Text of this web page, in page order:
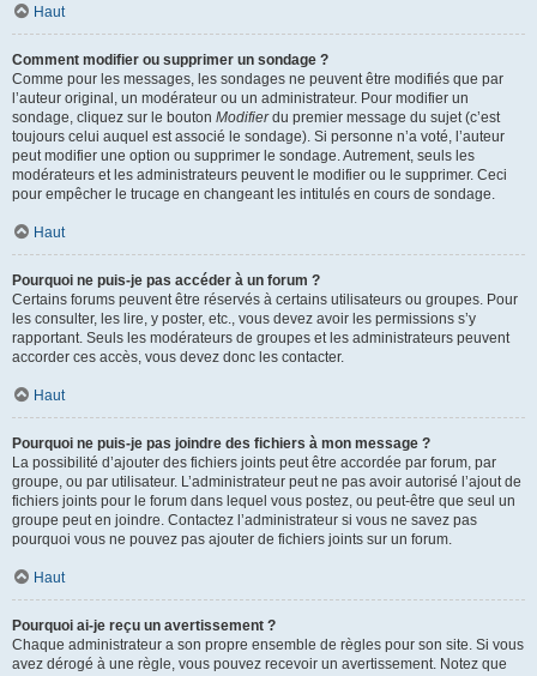
Haut
Comment modifier ou supprimer un sondage ?
Comme pour les messages, les sondages ne peuvent être modifiés que par
l’auteur original, un modérateur ou un administrateur. Pour modifier un
sondage, cliquez sur le bouton Modifierdu premier message du sujet (c’est
toujours celui auquel est associé le sondage). Si personne n’a voté, l’auteur
peut modifier une option ou supprimer le sondage. Autrement, seuls les
modérateurs et les administrateurs peuvent le modifier ou le supprimer. Ceci
pour empêcher le trucage en changeant les intitulés en cours de sondage.
Haut
Pourquoi ne puis-je pas accéder à un forum ?
Certains forums peuvent être réservés à certains utilisateurs ou groupes. Pour
les consulter, les lire, y poster, etc., vous devez avoir les permissions s’y
rapportant. Seuls les modérateurs de groupes et les administrateurs peuvent
accorder ces accès, vous devez donc les contacter.
Haut
Pourquoi ne puis-je pas joindre des fichiers à mon message ?
La possibilité d’ajouter des fichiers joints peut être accordée par forum, par
groupe, ou par utilisateur. L’administrateur peut ne pas avoir autorisé l’ajout de
fichiers joints pour le forum dans lequel vous postez, ou peut-être que seul un
groupe peut en joindre. Contactez l’administrateur si vous ne savez pas
pourquoi vous ne pouvez pas ajouter de fichiers joints sur un forum.
Haut
Pourquoi ai-je reçu un avertissement ?
Chaque administrateur a son propre ensemble de règles pour son site. Si vous
avez dérogé à une règle, vous pouvez recevoir un avertissement. Notez que